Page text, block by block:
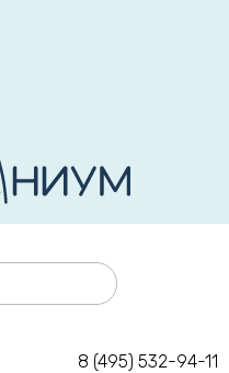
8 (495) 532-94-11